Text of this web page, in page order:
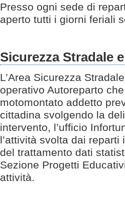
Presso ogni sede di
aperto tutti i giorni feriali
Sicurezza Stradale
L’Area Sicurezza
operativo Autoreparto
motomontato addetto
cittadina svolgendo la
intervento, l’ufficio
l’attività svolta dai
del trattamento dati
Sezione Progetti
attività.